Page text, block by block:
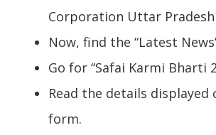
Corporation Uttar Pradesh
Now, find the “Latest
Go for “Safai Karmi Bharti
Read the details
form.